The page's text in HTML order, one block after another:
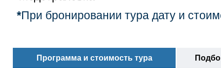
*При бронировании тура дату и
Программа и стоимость тура